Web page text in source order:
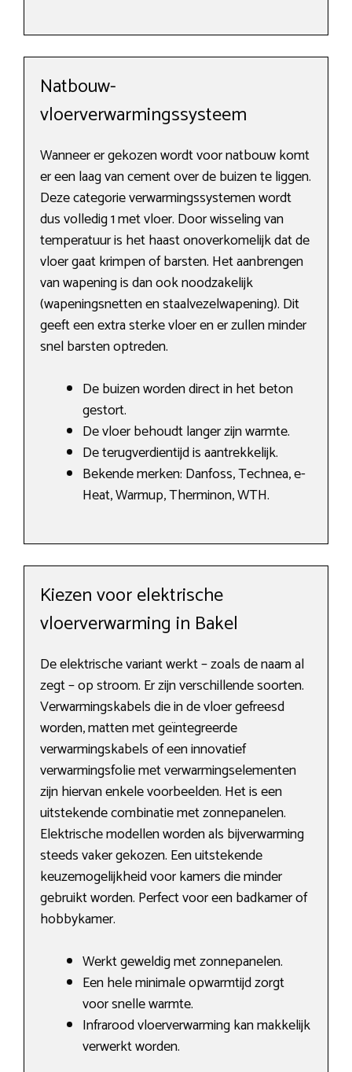
Natbouw-
vloerverwarmingssysteem
Wanneer er gekozen wordt voor natbouw komt
er een laag van cement over de buizen te liggen.
Deze categorie verwarmingssystemen wordt
dus volledig 1 met vloer. Door wisseling van
temperatuur is het haast onoverkomelijk dat de
vloer gaat krimpen of barsten. Het aanbrengen
van wapening is dan ook noodzakelijk
(wapeningsnetten en staalvezelwapening). Dit
geeft een extra sterke vloer en er zullen minder
snel barsten optreden.
De buizen worden direct in het beton
gestort.
De vloer behoudt langer zijn warmte.
De terugverdientijd is aantrekkelijk.
Bekende merken: Danfoss, Technea, e-
Heat, Warmup, Therminon, WTH.
Kiezen voor elektrische
vloerverwarming in Bakel
De elektrische variant werkt – zoals de naam al
zegt – op stroom. Er zijn verschillende soorten.
Verwarmingskabels die in de vloer gefreesd
worden, matten met geïntegreerde
verwarmingskabels of een innovatief
verwarmingsfolie met verwarmingselementen
zijn hiervan enkele voorbeelden. Het is een
uitstekende combinatie met zonnepanelen.
Elektrische modellen worden als bijverwarming
steeds vaker gekozen. Een uitstekende
keuzemogelijkheid voor kamers die minder
gebruikt worden. Perfect voor een badkamer of
hobbykamer.
Werkt geweldig met zonnepanelen.
Een hele minimale opwarmtijd zorgt
voor snelle warmte.
Infrarood vloerverwarming kan makkelijk
verwerkt worden.